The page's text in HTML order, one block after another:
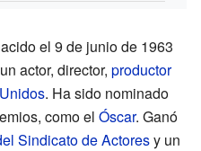
el 9 de junio de 1963
actor, director, productor
. Ha sido nominado
como el Óscar. Ganó
Sindicato de Actoresy un